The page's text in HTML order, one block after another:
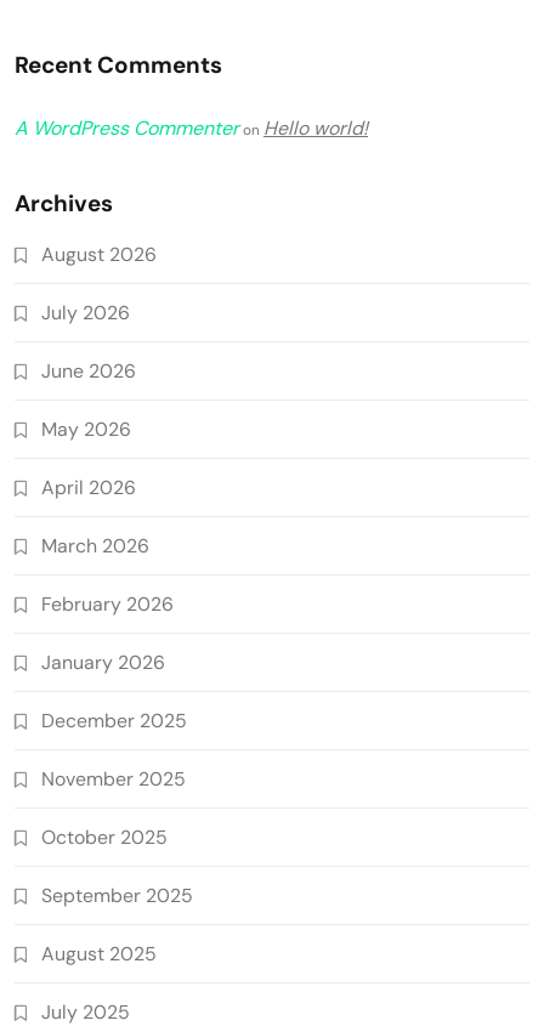
Recent Comments
A WordPress Commenteron Hello world!
Archives
August 2026
July 2026
June 2026
May 2026
April 2026
March 2026
February 2026
January 2026
December 2025
November 2025
October 2025
September 2025
August 2025
July 2025